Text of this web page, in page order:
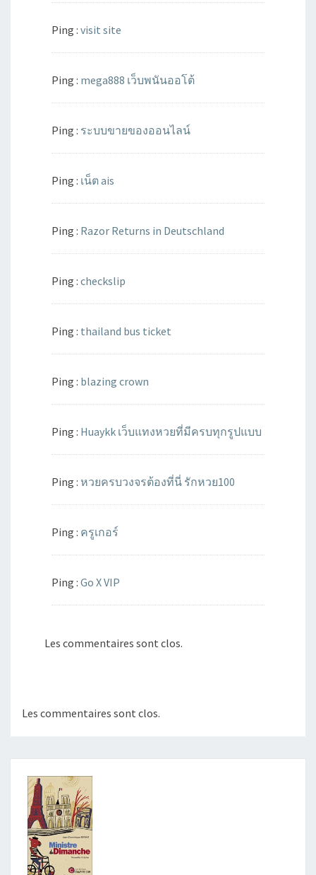
Ping : visit site
Ping : mega888 เว็บพนันออโต้
Ping : ระบบขายของออนไลน์
Ping : เน็ต ais
Ping : Razor Returns in Deutschland
Ping : checkslip
Ping : thailand bus ticket
Ping : blazing crown
Ping : Huaykk เว็บแทงหวยที่มีครบทุกรูปแบบ
Ping : หวยครบวงจรต้องที่นี่ รักหวย100
Ping : ครูเกอร์
Ping : Go X VIP
Les commentaires sont clos.
Les commentaires sont clos.